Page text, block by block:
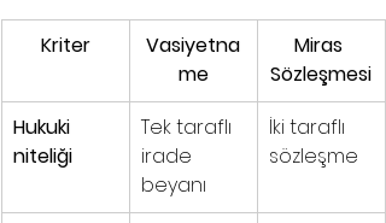
Kriter
Vasiyetna
me
Miras
Sözleşmesi
Hukuki
niteliği
Tek taraflı
irade
beyanı
İki taraflı
sözleşme